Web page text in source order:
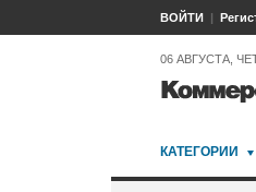
ВОЙТИ
06 АВГУСТА,
КАТЕГОРИИ